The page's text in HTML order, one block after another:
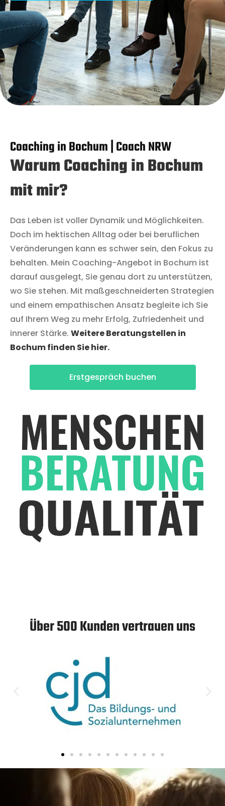
Coaching in Bochum | Coach NRW
Warum Coaching in Bochum
mit mir?
Das Leben ist voller Dynamik und Möglichkeiten.
Doch im hektischen Alltag oder bei beruflichen
Veränderungen kann es schwer sein, den Fokus zu
behalten. Mein Coaching-Angebot in Bochum ist
darauf ausgelegt, Sie genau dort zu unterstützen,
wo Sie stehen. Mit maßgeschneiderten Strategien
und einem empathischen Ansatz begleite ich Sie
auf Ihrem Weg zu mehr Erfolg, Zufriedenheit und
innerer Stärke. Weitere Beratungstellen in
Bochum finden Sie hier.
Erstgespräch buchen
Über 500 Kunden vertrauen uns